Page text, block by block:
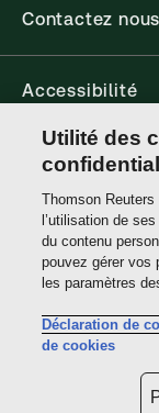
Contactez nous
Accessibilité
Connect
Thomson
Reuters
Ne pas vendre ou
l'utilisation de mes
Utilité des
Thomson
l’utilisation de
du contenu
pouvez gérer vos
les paramètres
Déclaration de
de cookies